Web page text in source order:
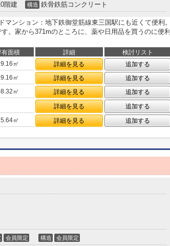
階建 構造 鉄骨鉄筋コンクリート
マンション：地下鉄御堂筋線東三国駅にも近くて便利。
。家から371mのところに、薬や日用品を買うのに便利
有面積 詳細
検討リスト
㎡ 詳細を見る
追加する
㎡ 詳細を見る
追加する
㎡ 詳細を見る 追加する
詳細を見る
追加する
㎡ 詳細を見る 追加する
会員限定 構造 会員限定